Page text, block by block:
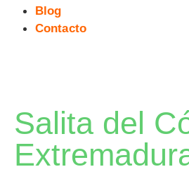
Blog
Contacto
Salita del